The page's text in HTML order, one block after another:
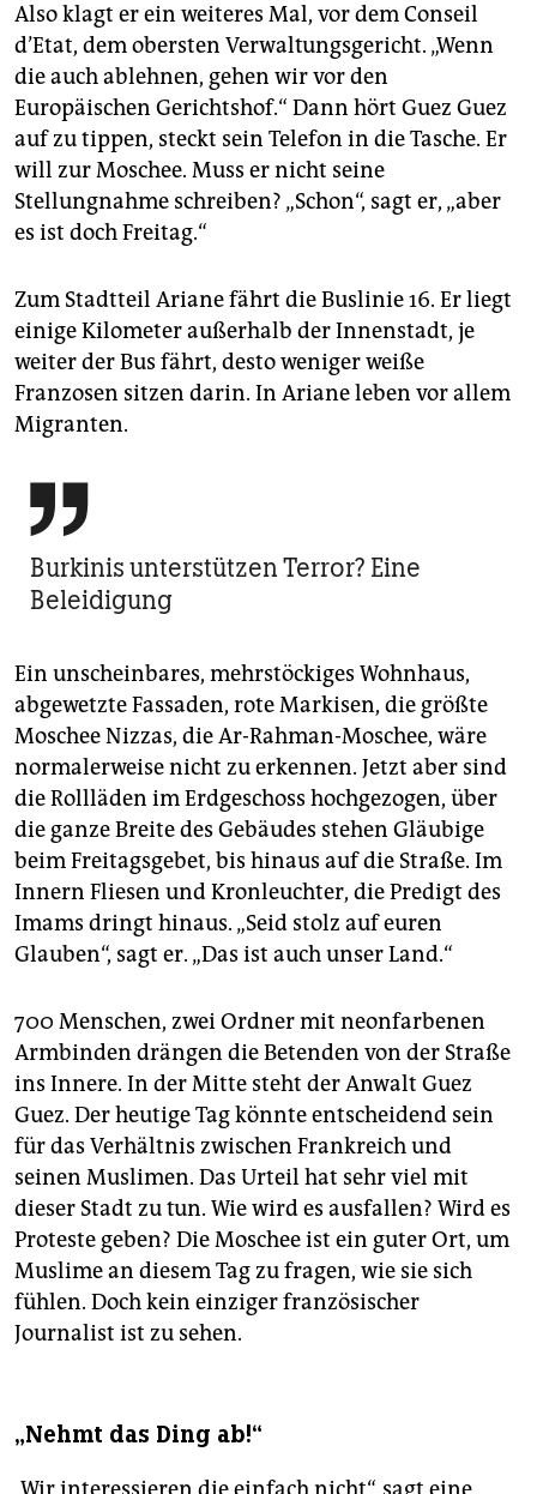
Also klagt er ein weiteres Mal, vor dem Conseil
d’Etat, dem obersten Verwaltungsgericht. „Wenn
die auch ablehnen, gehen wir vor den
Europäischen Gerichtshof.“ Dann hört Guez Guez
auf zu tippen, steckt sein Telefon in die Tasche. Er
will zur Moschee. Muss er nicht seine
Stellungnahme schreiben? „Schon“, sagt er, „aber
es ist doch Freitag.“
Zum Stadtteil Ariane fährt die Buslinie 16. Er liegt
einige Kilometer außerhalb der Innenstadt, je
weiter der Bus fährt, desto weniger weiße
Franzosen sitzen darin. In Ariane leben vor allem
Migranten.

Burkinis unter­stützen Terror? Eine
Beleidigung
Ein unscheinbares, mehrstöckiges Wohnhaus,
abgewetzte Fassaden, rote Markisen, die größte
Moschee Nizzas, die Ar-Rahman-Moschee, wäre
normalerweise nicht zu erkennen. Jetzt aber sind
die Rollläden im Erdgeschoss hochgezogen, über
die ganze Breite des Gebäudes stehen Gläubige
beim Freitagsgebet, bis hinaus auf die Straße. Im
Innern Fliesen und Kronleuchter, die Predigt des
Imams dringt hinaus. „Seid stolz auf euren
Glauben“, sagt er. „Das ist auch unser Land.“
700 Menschen, zwei Ordner mit neonfarbenen
Armbinden drängen die Betenden von der Straße
ins Innere. In der Mitte steht der Anwalt Guez
Guez. Der heutige Tag könnte entscheidend sein
für das Verhältnis zwischen Frankreich und
seinen Muslimen. Das Urteil hat sehr viel mit
dieser Stadt zu tun. Wie wird es ausfallen? Wird es
Proteste geben? Die Moschee ist ein guter Ort, um
Muslime an diesem Tag zu fragen, wie sie sich
fühlen. Doch kein einziger französischer
Journalist ist zu sehen.
„Nehmt das Ding ab!“